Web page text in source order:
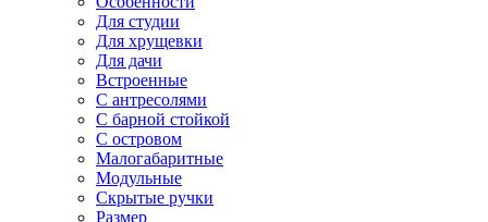
Для студии
Для хрущевки
Для дачи
Встроенные
С антресолями
С барной стойкой
С островом
Малогабаритные
Модульные
Скрытые ручки
Размер